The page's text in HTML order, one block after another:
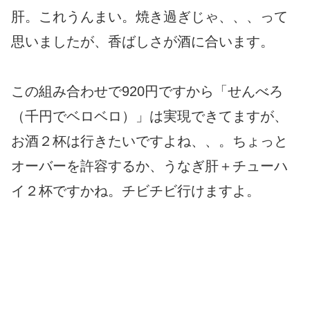
肝。これうんまい。焼き過ぎじゃ、、、って
思いましたが、香ばしさが酒に合います。
この組み合わせで920円ですから「せんべろ
（千円でベロベロ）」は実現できてますが、
お酒２杯は行きたいですよね、、。ちょっと
オーバーを許容するか、うなぎ肝＋チューハ
イ２杯ですかね。チビチビ行けますよ。